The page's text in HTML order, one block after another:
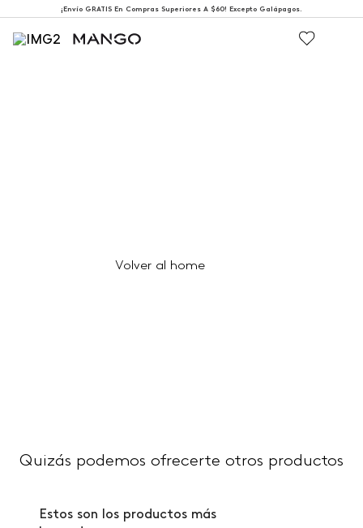
¡Envío GRATIS En Compras Superiores A $60! Excepto Galápagos.
Volver al home
Quizás podemos ofrecerte otros productos
Estos son los productos más